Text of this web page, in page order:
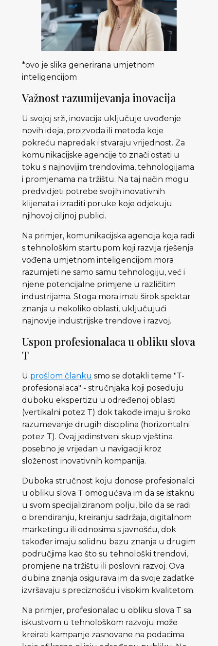
*ovo je slika generirana umjetnom
inteligencijom
Važnost razumijevanja inovacija
U svojoj srži, inovacija uključuje uvođenje
novih ideja, proizvoda ili metoda koje
pokreću napredak i stvaraju vrijednost. Za
komunikacijske agencije to znači ostati u
toku s najnovijim trendovima, tehnologijama
i promjenama na tržištu. Na taj način mogu
predvidjeti potrebe svojih inovativnih
klijenata i izraditi poruke koje odjekuju
njihovoj ciljnoj publici.
Na primjer, komunikacijska agencija koja radi
s tehnološkim startupom koji razvija rješenja
vođena umjetnom inteligencijom mora
razumjeti ne samo samu tehnologiju, već i
njene potencijalne primjene u različitim
industrijama. Stoga mora imati širok spektar
znanja u nekoliko oblasti, uključujući
najnovije industrijske trendove i razvoj.
Uspon profesionalaca u obliku slova
T
U prošlom članku smo se dotakli teme "T-
profesionalaca" - stručnjaka koji poseduju
duboku ekspertizu u određenoj oblasti
(vertikalni potez T) dok takođe imaju široko
razumevanje drugih disciplina (horizontalni
potez T). Ovaj jedinstveni skup vještina
posebno je vrijedan u navigaciji kroz
složenost inovativnih kompanija.
Duboka stručnost koju donose profesionalci
u obliku slova T omogućava im da se istaknu
u svom specijaliziranom polju, bilo da se radi
o brendiranju, kreiranju sadržaja, digitalnom
marketingu ili odnosima s javnošću, dok
također imaju solidnu bazu znanja u drugim
područjima kao što su tehnološki trendovi,
promjene na tržištu ili poslovni razvoj. Ova
dubina znanja osigurava im da svoje zadatke
izvršavaju s preciznošću i visokim kvalitetom.
Na primjer, profesionalac u obliku slova T sa
iskustvom u tehnološkom razvoju može
kreirati kampanje zasnovane na podacima